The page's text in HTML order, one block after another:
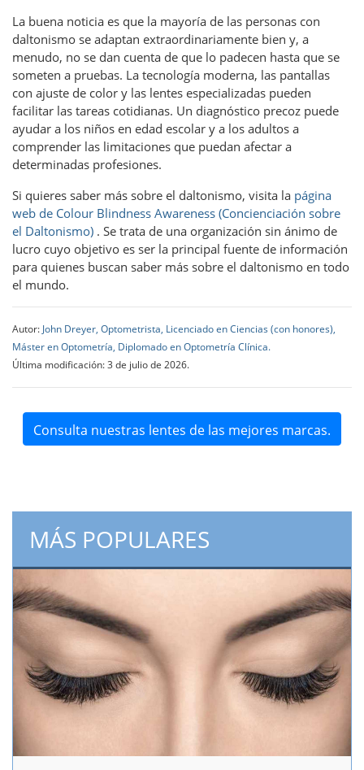
La buena noticia es que la mayoría de las personas con
daltonismo se adaptan extraordinariamente bien y, a
menudo, no se dan cuenta de que lo padecen hasta que se
someten a pruebas. La tecnología moderna, las pantallas
con ajuste de color y las lentes especializadas pueden
facilitar las tareas cotidianas. Un diagnóstico precoz puede
ayudar a los niños en edad escolar y a los adultos a
comprender las limitaciones que puedan afectar a
determinadas profesiones.
Si quieres saber más sobre el daltonismo, visita la página
web de Colour Blindness Awareness (Concienciación sobre
el Daltonismo) . Se trata de una organización sin ánimo de
lucro cuyo objetivo es ser la principal fuente de información
para quienes buscan saber más sobre el daltonismo en todo
el mundo.
Autor: John Dreyer, Optometrista, Licenciado en Ciencias (con honores),
Máster en Optometría, Diplomado en Optometría Clínica.
Última modificación: 3 de julio de 2026.
Consulta nuestras lentes de las mejores marcas.
MÁS POPULARES